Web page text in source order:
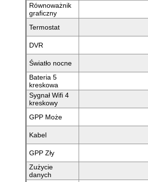
Równoważnik
graficzny
Termostat
DVR
Światło nocne
Bateria 5
kreskowa
Sygnał Wifi 4
kreskowy
GPP Może
Kabel
GPP Zły
Zużycie
danych